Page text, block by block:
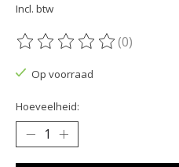
Incl. btw
De beoordeling van dit
(0)
Op voorraad
Hoeveelheid: